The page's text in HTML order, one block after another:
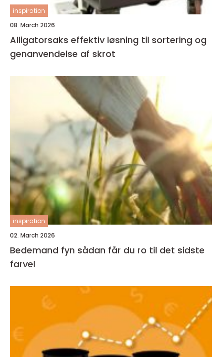
inspiration
08. March 2026
Alligatorsaks effektiv løsning til sortering og
genanvendelse af skrot
inspiration
02. March 2026
Bedemand fyn sådan får du ro til det sidste
farvel